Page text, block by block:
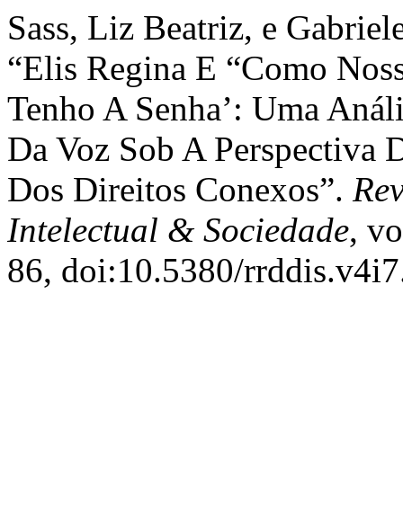
Sass, Liz Beatriz, e
“Elis Regina E “Como
Tenho A Senha’: Uma
Da Voz Sob A Perspectiva
Dos Direitos Conexos”.
Intelectual & Sociedade,
86, doi:10.5380/